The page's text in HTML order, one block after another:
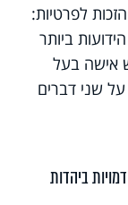
לפרטיות:
ביותר
אישה בעל
שני דברים
דמויות ביהדות